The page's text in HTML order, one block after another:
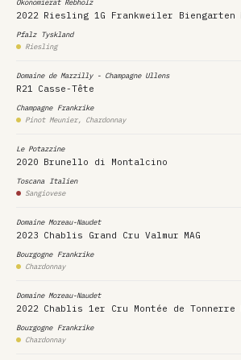
Ökonomierat Rebholz
2022 Riesling 1G Frankweiler Biengarten
Pfalz
Tyskland
Riesling
Domaine de Marzilly - Champagne Ullens
R21 Casse-Tête
Champagne
Frankrike
Pinot Meunier, Chardonnay
Le Potazzine
2020 Brunello di Montalcino
Toscana Italien
Sangiovese
Domaine Moreau-Naudet
2023 Chablis Grand Cru Valmur MAG
Bourgogne
Frankrike
Chardonnay
Domaine Moreau-Naudet
2022 Chablis 1er Cru Montée de Tonnerre
Bourgogne
Frankrike
Chardonnay